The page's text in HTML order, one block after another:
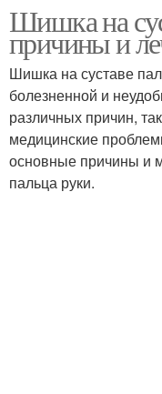
Шишка на
причины и
Шишка на суставе
болезненной и
различных причин,
медицинские
основные причины и
пальца руки.